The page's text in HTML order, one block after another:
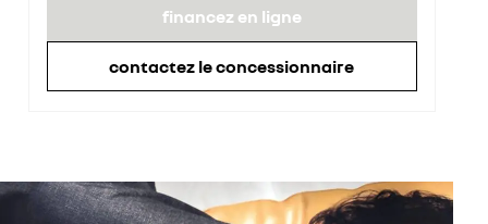
financez en ligne
contactez le concessionnaire